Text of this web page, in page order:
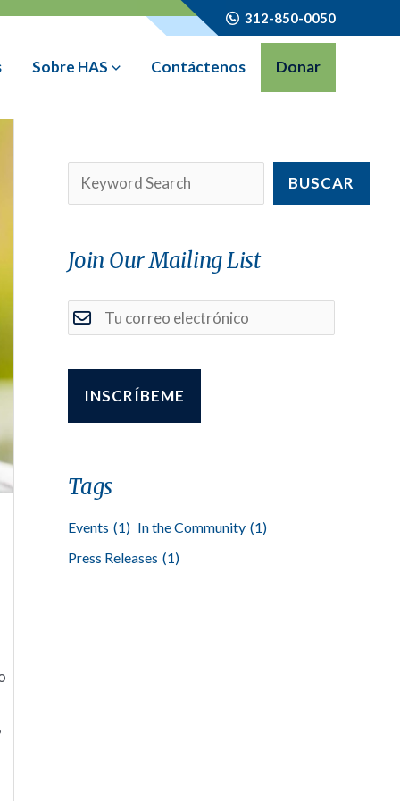
312-850-0050
Sobre HAS Contáctenos Donar
BUSCAR
Join Our Mailing List
Correo electrónico (Requerido)
Tags
Events (1) In the Community (1)
Press Releases (1)